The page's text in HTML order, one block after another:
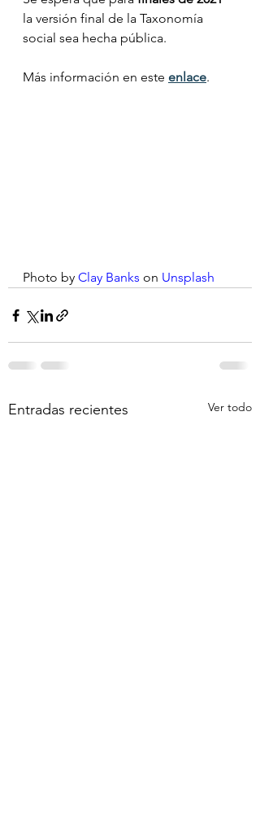
la versión final de la Taxonomía
social sea hecha pública.
Más información en este enlace.
Photo by Clay Banks on Unsplash
Entradas recientes Ver todo